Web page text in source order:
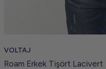
VOLTAJ
Roam Erkek Tişört Lacivert